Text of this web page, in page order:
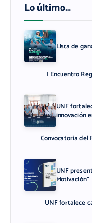
Lo último…
Lista de
I Encuentro
UNF
innovación
Convocatoria del
UNF
Motivación”
UNF fortalece